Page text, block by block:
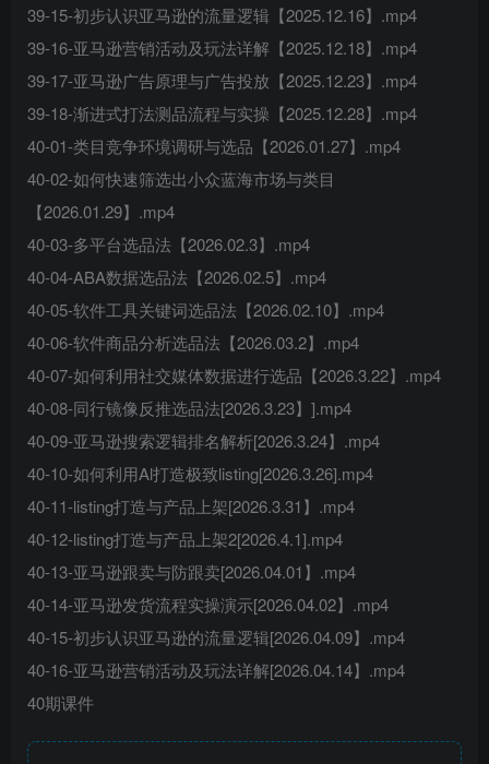
39-15-初步认识亚马逊的流量逻辑【2025.12.16】.mp4
39-16-亚马逊营销活动及玩法详解【2025.12.18】.mp4
39-17-亚马逊广告原理与广告投放【2025.12.23】.mp4
39-18-渐进式打法测品流程与实操【2025.12.28】.mp4
40-01-类目竞争环境调研与选品【2026.01.27】.mp4
40-02-如何快速筛选出小众蓝海市场与类目
【2026.01.29】.mp4
40-03-多平台选品法【2026.02.3】.mp4
40-04-ABA数据选品法【2026.02.5】.mp4
40-05-软件工具关键词选品法【2026.02.10】.mp4
40-06-软件商品分析选品法【2026.03.2】.mp4
40-07-如何利用社交媒体数据进行选品【2026.3.22】.mp4
40-08-同行镜像反推选品法[2026.3.23】].mp4
40-09-亚马逊搜索逻辑排名解析[2026.3.24】.mp4
40-10-如何利用Al打造极致listing[2026.3.26].mp4
40-11-listing打造与产品上架[2026.3.31】.mp4
40-12-listing打造与产品上架2[2026.4.1].mp4
40-13-亚马逊跟卖与防跟卖[2026.04.01】.mp4
40-14-亚马逊发货流程实操演示[2026.04.02】.mp4
40-15-初步认识亚马逊的流量逻辑[2026.04.09】.mp4
40-16-亚马逊营销活动及玩法详解[2026.04.14】.mp4
40期课件